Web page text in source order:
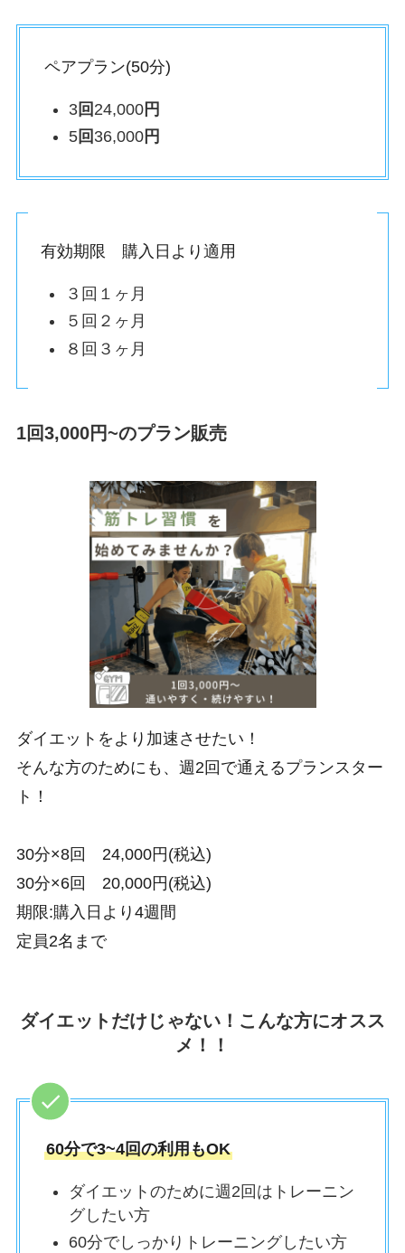
ペアプラン(50分)
3回 24,000円
5回 36,000円
有効期限 購入日より適用
３回１ヶ月
５回２ヶ月
８回３ヶ月
1回3,000円~のプラン販売
ダイエットをより加速させたい！
そんな方のためにも、週2回で通えるプランスター
ト！
30分×8回 24,000円(税込)
30分×6回 20,000円(税込)
期限:購入日より4週間
定員2名まで
ダイエットだけじゃない！こんな方にオスス
メ！！
60分で3~4回の利用もOK
ダイエットのために週2回はトレーニン
グしたい方
60分でしっかりトレーニングしたい方